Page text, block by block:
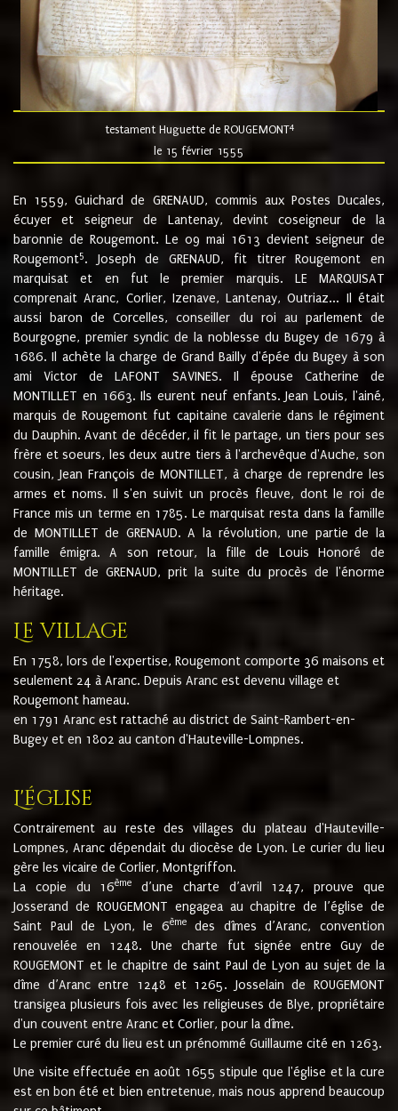
testament Huguette de ROUGEMONT4
le 15 février 1555
En 1559, Guichard de GRENAUD, commis aux Postes Ducales,
écuyer et seigneur de Lantenay, devint coseigneur de la
baronnie de Rougemont. Le 09 mai 1613 devient seigneur de
Rougemont5. Joseph de GRENAUD, fit titrer Rougemont en
marquisat et en fut le premier marquis. LE MARQUISAT
comprenait Aranc, Corlier, Izenave, Lantenay, Outriaz... Il était
aussi baron de Corcelles, conseiller du roi au parlement de
Bourgogne, premier syndic de la noblesse du Bugey de 1679 à
1686. Il achète la charge de Grand Bailly d'épée du Bugey à son
ami Victor de LAFONT SAVINES. Il épouse Catherine de
MONTILLET en 1663. Ils eurent neuf enfants. Jean Louis, l'ainé,
marquis de Rougemont fut capitaine cavalerie dans le régiment
du Dauphin. Avant de décéder, il fit le partage, un tiers pour ses
frère et soeurs, les deux autre tiers à l'archevêque d'Auche, son
cousin, Jean François de MONTILLET, à charge de reprendre les
armes et noms. Il s'en suivit un procès fleuve, dont le roi de
France mis un terme en 1785. Le marquisat resta dans la famille
de MONTILLET de GRENAUD. A la révolution, une partie de la
famille émigra. A son retour, la fille de Louis Honoré de
MONTILLET de GRENAUD, prit la suite du procès de l'énorme
héritage.
Le village
En 1758, lors de l'expertise, Rougemont comporte 36 maisons et
seulement 24 à Aranc. Depuis Aranc est devenu village et
Rougemont hameau.
en 1791 Aranc est rattaché au district de Saint-Rambert-en-
Bugey et en 1802 au canton d'Hauteville-Lompnes.
L'église
Contrairement au reste des villages du plateau d'Hauteville-
Lompnes, Aranc dépendait du diocèse de Lyon. Le curier du lieu
gère les vicaire de Corlier, Montgriffon.
La copie du 16ème
d’une charte d’avril 1247, prouve que
Josserand de ROUGEMONT engagea au chapitre de l’église de
Saint Paul de Lyon, le 6èmedes dîmes d’Aranc, convention
renouvelée en 1248. Une charte fut signée entre Guy de
ROUGEMONT et le chapitre de saint Paul de Lyon au sujet de la
dîme d’Aranc entre 1248 et 1265. Josselain de ROUGEMONT
transigea plusieurs fois avec les religieuses de Blye, propriétaire
d'un couvent entre Aranc et Corlier, pour la dîme.
Le premier curé du lieu est un prénommé Guillaume cité en 1263.
Une visite effectuée en août 1655 stipule que l'église et la cure
est en bon été et bien entretenue, mais nous apprend beaucoup